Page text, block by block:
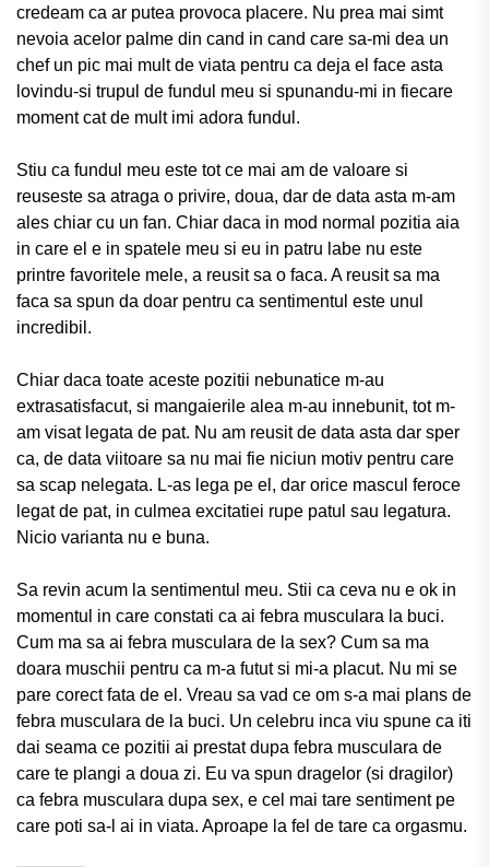
credeam ca ar putea provoca placere. Nu prea mai simt
nevoia acelor palme din cand in cand care sa-mi dea un
chef un pic mai mult de viata pentru ca deja el face asta
lovindu-si trupul de fundul meu si spunandu-mi in fiecare
moment cat de mult imi adora fundul.
Stiu ca fundul meu este tot ce mai am de valoare si
reuseste sa atraga o privire, doua, dar de data asta m-am
ales chiar cu un fan. Chiar daca in mod normal pozitia aia
in care el e in spatele meu si eu in patru labe nu este
printre favoritele mele, a reusit sa o faca. A reusit sa ma
faca sa spun da doar pentru ca sentimentul este unul
incredibil.
Chiar daca toate aceste pozitii nebunatice m-au
extrasatisfacut, si mangaierile alea m-au innebunit, tot m-
am visat legata de pat. Nu am reusit de data asta dar sper
ca, de data viitoare sa nu mai fie niciun motiv pentru care
sa scap nelegata. L-as lega pe el, dar orice mascul feroce
legat de pat, in culmea excitatiei rupe patul sau legatura.
Nicio varianta nu e buna.
Sa revin acum la sentimentul meu. Stii ca ceva nu e ok in
momentul in care constati ca ai febra musculara la buci.
Cum ma sa ai febra musculara de la sex? Cum sa ma
doara muschii pentru ca m-a futut si mi-a placut. Nu mi se
pare corect fata de el. Vreau sa vad ce om s-a mai plans de
febra musculara de la buci. Un celebru inca viu spune ca iti
dai seama ce pozitii ai prestat dupa febra musculara de
care te plangi a doua zi. Eu va spun dragelor (si dragilor)
ca febra musculara dupa sex, e cel mai tare sentiment pe
care poti sa-l ai in viata. Aproape la fel de tare ca orgasmu.